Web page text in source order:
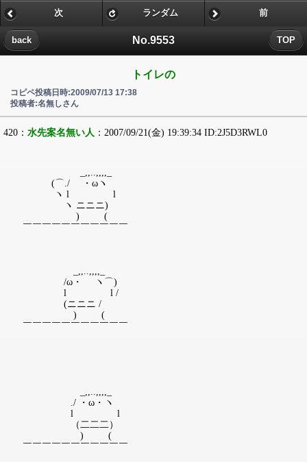
No.9553
back TOP
次 ランダム 前
トイレの
コピペ投稿日時:2009/07/13 17:38
投稿者:名無しさん
420： 水先案名無い人 ：2007/09/21(金) 19:39:34 ID:2J5D3RWL0
_,,..,,,,_
(⌒./ ・ωヽ
ヽ l l
ヽ ニニニ)
) (
￣￣￣￣￣￣￣￣￣￣￣
_,,..,,,,_
/ω・ ヽ⌒)
l l /
(ニニニ /
) (
￣￣￣￣￣￣￣￣￣￣￣
_,,..,,,,_
./ ・ω・ヽ
l l
（二二二）
) (
￣￣￣￣￣￣￣￣￣￣￣